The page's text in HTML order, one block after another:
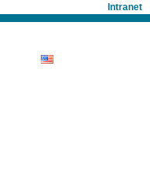
Intranet